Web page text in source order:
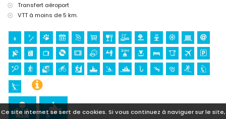
Ce site internet se sert de cookies. Si vous continuez à naviguer sur le site,
Transfert aéroport
VTT à moins de 5 km.